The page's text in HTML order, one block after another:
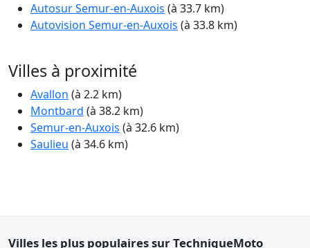
Autosur Semur-en-Auxois (à 33.7 km)
Autovision Semur-en-Auxois (à 33.8 km)
Villes à proximité
Avallon (à 2.2 km)
Montbard (à 38.2 km)
Semur-en-Auxois (à 32.6 km)
Saulieu (à 34.6 km)
Villes les plus populaires sur TechniqueMoto